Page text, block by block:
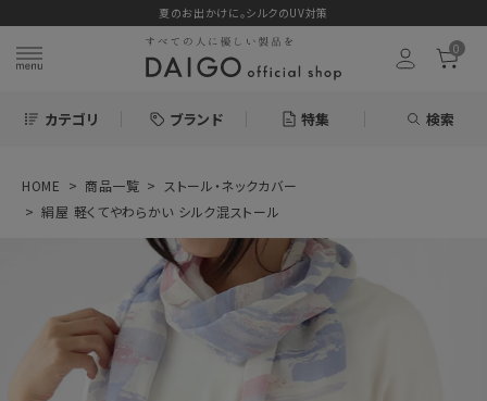
夏のお出かけに。シルクのUV対策
0
カテゴリ ブランド 特集 検索
search
お気に入り
HOME 商品一覧
ストール・ネックカバー
絹屋 軽くてやわらかい シルク混ストール